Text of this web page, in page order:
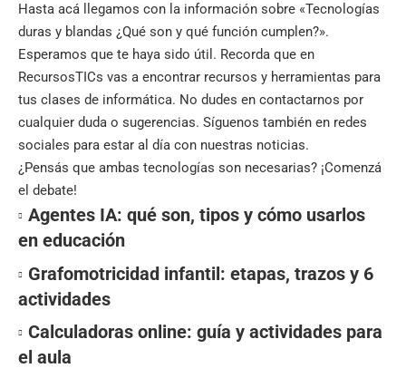
Hasta acá llegamos con la información sobre «Tecnologías
duras y blandas ¿Qué son y qué función cumplen?».
Esperamos que te haya sido útil. Recorda que en
RecursosTICs vas a encontrar recursos y herramientas para
tus clases de informática. No dudes en contactarnos por
cualquier duda o sugerencias. Síguenos también en redes
sociales para estar al día con nuestras noticias.
¿Pensás que ambas tecnologías son necesarias? ¡Comenzá
el debate!
Agentes IA: qué son, tipos y cómo usarlos
en educación
Grafomotricidad infantil: etapas, trazos y 6
actividades
Calculadoras online: guía y actividades para
el aula